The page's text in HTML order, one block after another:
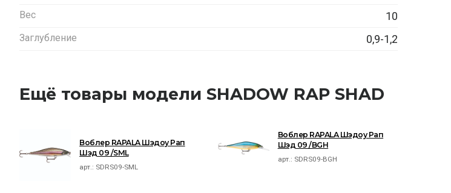
Вес 10
Заглубление 0,9-1,2
Ещё товары модели SHADOW RAP SHAD
Воблер RAPALA Шэдоу Рап
Шэд 09 /SML
арт.: SDRS09-SML
Воблер RAPALA Шэдоу Рап
Шэд 09 /BGH
арт.: SDRS09-BGH